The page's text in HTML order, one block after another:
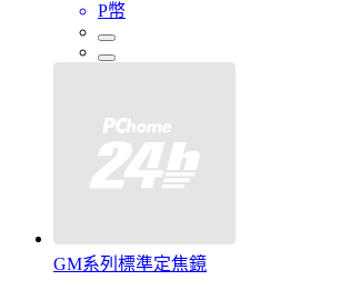
P幣
GM系列標準定焦鏡